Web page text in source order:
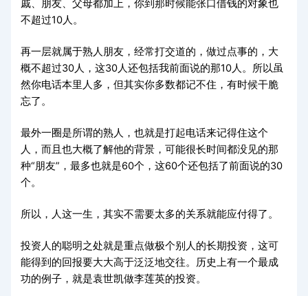
戚、朋友、父母都加上，你到那时候能张口借钱的对象也
不超过10人。
再一层就属于熟人朋友，经常打交道的，做过点事的，大
概不超过30人，这30人还包括我前面说的那10人。所以虽
然你电话本里人多，但其实你多数都记不住，有时候干脆
忘了。
最外一圈是所谓的熟人，也就是打起电话来记得住这个
人，而且也大概了解他的背景，可能很长时间都没见的那
种“朋友”，最多也就是60个，这60个还包括了前面说的30
个。
所以，人这一生，其实不需要太多的关系就能应付得了。
投资人的聪明之处就是重点做极个别人的长期投资，这可
能得到的回报要大大高于泛泛地交往。历史上有一个最成
功的例子，就是袁世凯做李莲英的投资。